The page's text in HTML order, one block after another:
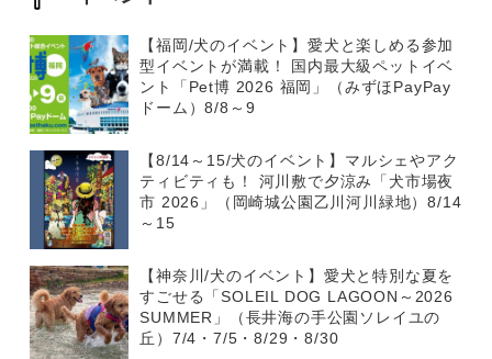
【福岡/犬のイベント】愛犬と楽しめる参加
型イベントが満載！ 国内最大級ペットイベ
ント「Pet博 2026 福岡」（みずほPayPay
ドーム）8/8～9
【8/14～15/犬のイベント】マルシェやアク
ティビティも！ 河川敷で夕涼み「犬市場夜
市 2026」（岡崎城公園乙川河川緑地）8/14
～15
【神奈川/犬のイベント】愛犬と特別な夏を
すごせる「SOLEIL DOG LAGOON～2026
SUMMER」（長井海の手公園ソレイユの
丘）7/4・7/5・8/29・8/30